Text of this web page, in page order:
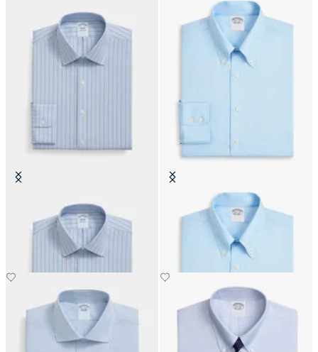
Chemise Slim Fit Non-Iron Oxford
avec col Ainsley
Chemise Regular Fit Non-Iron en
coton avec col Button Down